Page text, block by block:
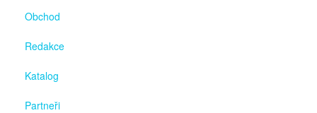
Obchod
Redakce
Katalog
Partneři